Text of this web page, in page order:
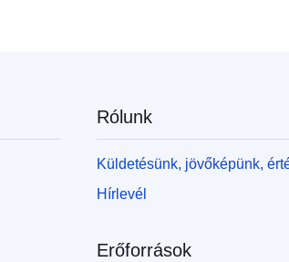
Rólunk
Küldetésünk, jövőképünk,
Hírlevél
Erőforrások